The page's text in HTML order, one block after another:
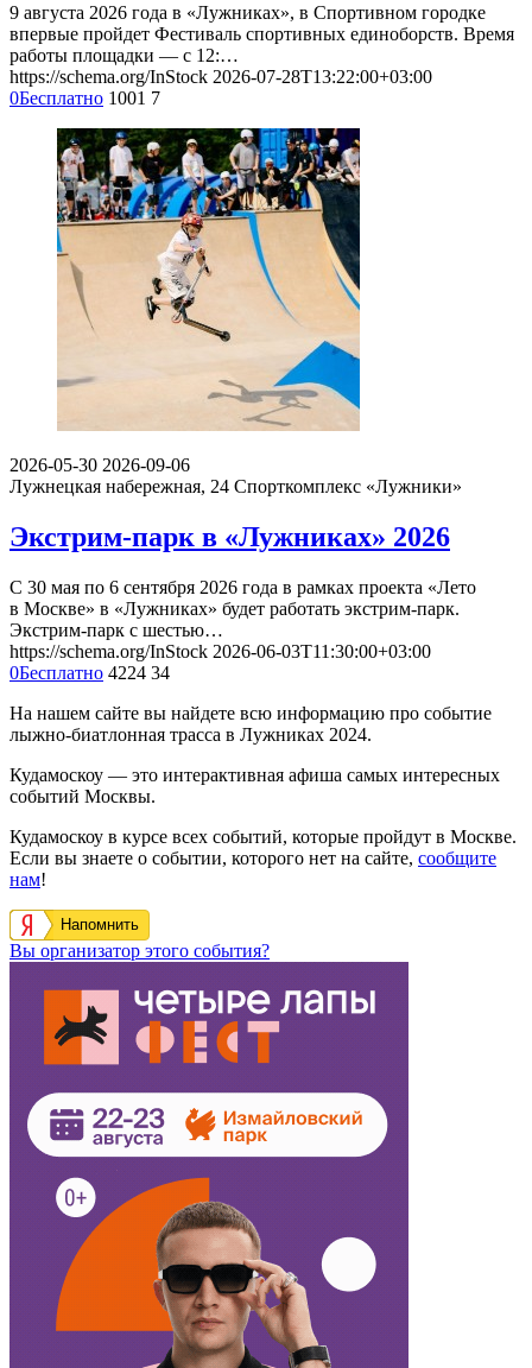
9 августа 2026 года в «Лужниках», в Спортивном городке
впервые пройдет Фестиваль спортивных единоборств. Время
работы площадки — с 12:…
https://schema.org/InStock 2026-07-28T13:22:00+03:00
0Бесплатно 1001 7
2026-05-30 2026-09-06
Лужнецкая набережная, 24 Спорткомплекс «Лужники»
Экстрим-парк в «Лужниках» 2026
С 30 мая по 6 сентября 2026 года в рамках проекта «Лето
в Москве» в «Лужниках» будет работать экстрим-парк.
Экстрим-парк с шестью…
https://schema.org/InStock 2026-06-03T11:30:00+03:00
0Бесплатно 4224 34
На нашем сайте вы найдете всю информацию про событие
лыжно-биатлонная трасса в Лужниках 2024.
Кудамоскоу — это интерактивная афиша самых интересных
событий Москвы.
Кудамоскоу в курсе всех событий, которые пройдут в Москве.
Если вы знаете о событии, которого нет на сайте, сообщите
нам!
Напомнить
Вы организатор этого события?